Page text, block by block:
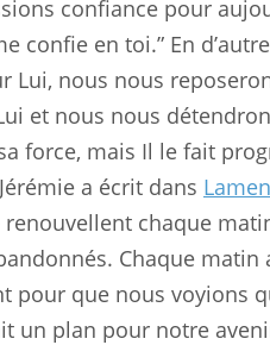
confiance pour
confie en toi.” En
Lui, nous nous
et nous nous
force, mais Il le fait
a écrit dans
renouvellent chaque
Chaque
que nous voyions
un plan pour notre